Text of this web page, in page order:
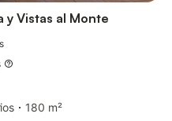
y Vistas al Monte
180 m²